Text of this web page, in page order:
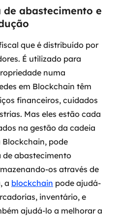
abastecimento e
que é distribuído por
É utilizado para
numa
em Blockchain têm
financeiros, cuidados
Mas eles estão cada
na gestão da cadeia
Blockchain, pode
de abastecimento
os através de
a blockchain pode ajudá-
inventário, e
ajudá-lo a melhorar a